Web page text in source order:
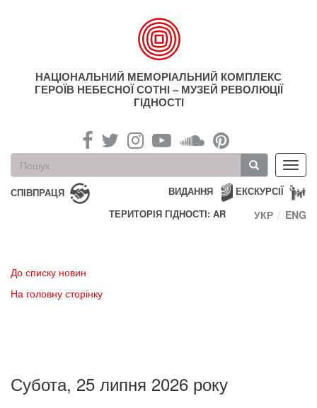
НАЦІОНАЛЬНИЙ МЕМОРІАЛЬНИЙ КОМПЛЕКС
ГЕРОЇВ НЕБЕСНОЇ СОТНІ – МУЗЕЙ РЕВОЛЮЦІЇ
ГІДНОСТІ
Пошукова
форма
Пошук
СПІВПРАЦЯ ЕКСКУРСІЇ
ВИДАННЯ
ТЕРИТОРІЯ ГІДНОСТІ: AR
УКР ENG
До списку новин
На головну сторінку
Субота, 25 липня 2026 року